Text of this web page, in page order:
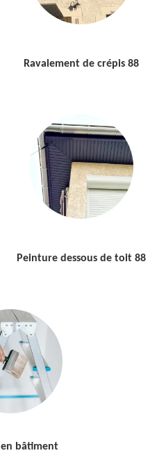
Ravalement de crépis 88
Peinture dessous de toit 88
bâtiment